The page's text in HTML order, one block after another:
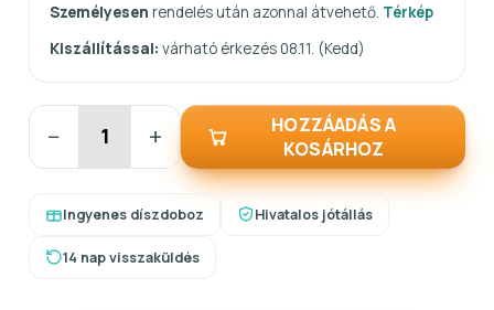
Személyesen rendelés után azonnal átvehető. Térkép
Kiszállítással: várható érkezés 08.11. (Kedd)
− +
HOZZÁADÁS A
KOSÁRHOZ
Ingyenes díszdoboz Hivatalos jótállás
14 nap visszaküldés